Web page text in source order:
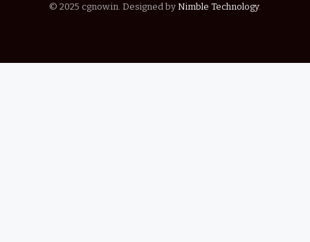
© 2025 cgnow.in. Designed by Nimble Technology.